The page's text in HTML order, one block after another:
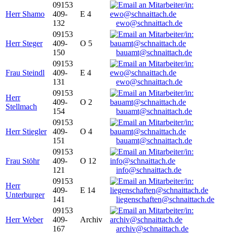
Herr Shamo
09153
409-
132
E 4
ewo@schnaittach.de
Herr Steger
09153
409-
150
O 5
bauamt@schnaittach.de
Frau Steindl
09153
409-
131
E 4
ewo@schnaittach.de
Herr
Stellmach
09153
409-
154
O 2
bauamt@schnaittach.de
Herr Stiegler
09153
409-
151
O 4
bauamt@schnaittach.de
Frau Stöhr
09153
409-
121
O 12
info@schnaittach.de
Herr
Unterburger
09153
409-
141
E 14
liegenschaften@schnaittach.de
Herr Weber
09153
409-
167
Archiv
archiv@schnaittach.de